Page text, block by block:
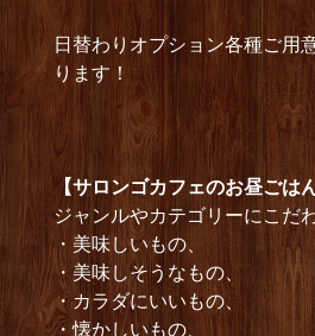
日替わりオプション各種ご用
ります！
【サロンゴカフェのお昼ごはん
ジャンルやカテゴリーにこだ
・美味しいもの、
・美味しそうなもの、
・カラダにいいもの、
・懐かしいもの、